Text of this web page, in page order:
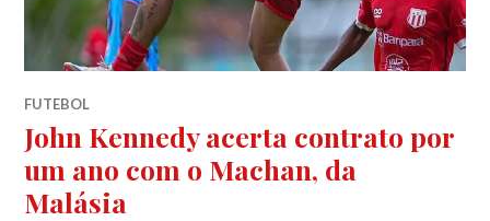
FUTEBOL
John Kennedy acerta contrato por
um ano com o Machan, da
Malásia